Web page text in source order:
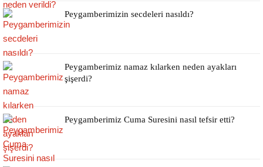
Peygamberimizin secdeleri nasıldı?
Peygamberimiz namaz kılarken neden ayakları
şişerdi?
Peygamberimiz Cuma Suresini nasıl tefsir etti?